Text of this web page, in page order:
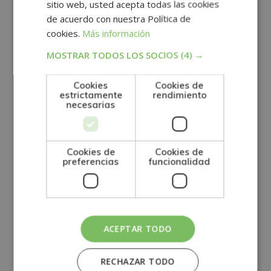
su consentimiento expreso para perder su
derecho de desistimiento. La prestación de
servicios será completamente ejecutada, al
amparo del articulo 103 de la ley 3/2014, en el
momento de la entrega de los servicios (envío de
datos de acceso y/o de materiales formativos), y el
alumno es consciente que una vez la Escuela ha
ejecutado estas acciones renuncia al derecho de
desistimiento.
En el suministro de bienes confeccionados
conforme a las especificaciones del Cliente o
sitio web, usted acepta todas las cookies
de acuerdo con nuestra Política de
cookies. Más información
MOSTRAR TODOS LOS SOCIOS (4) →
Cookies
estrictamente
necesarias
Cookies de
rendimiento
Cookies de
preferencias
Cookies de
funcionalidad
ACEPTAR TODO
RECHAZAR TODO